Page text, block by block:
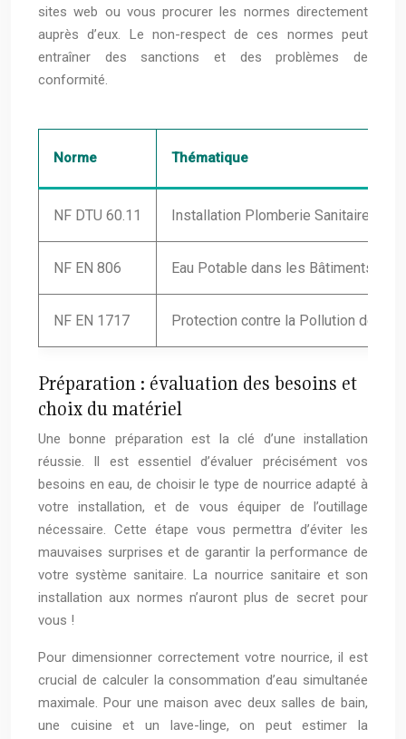
sites web ou vous procurer les normes directement
auprès d’eux. Le non-respect de ces normes peut
entraîner des sanctions et des problèmes de
conformité.
Norme Thématique
NF DTU 60.11 Installation Plomberie Sanitaire
NF EN 806 Eau Potable dans les Bâtiments
NF EN 1717 Protection contre la Pollution de
Préparation : évaluation des besoins et
choix du matériel
Une bonne préparation est la clé d’une installation
réussie. Il est essentiel d’évaluer précisément vos
besoins en eau, de choisir le type de nourrice adapté à
votre installation, et de vous équiper de l’outillage
nécessaire. Cette étape vous permettra d’éviter les
mauvaises surprises et de garantir la performance de
votre système sanitaire. La nourrice sanitaire et son
installation aux normes n’auront plus de secret pour
vous !
Pour dimensionner correctement votre nourrice, il est
crucial de calculer la consommation d’eau simultanée
maximale. Pour une maison avec deux salles de bain,
une cuisine et un lave-linge, on peut estimer la